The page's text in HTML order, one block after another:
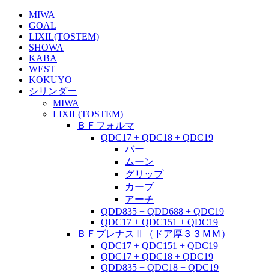
MIWA
GOAL
LIXIL(TOSTEM)
SHOWA
KABA
WEST
KOKUYO
シリンダー
MIWA
LIXIL(TOSTEM)
ＢＦフォルマ
QDC17 + QDC18 + QDC19
バー
ムーン
グリップ
カーブ
アーチ
QDD835 + QDD688 + QDC19
QDC17 + QDC151 + QDC19
ＢＦプレナスⅡ（ドア厚３３ＭＭ）
QDC17 + QDC151 + QDC19
QDC17 + QDC18 + QDC19
QDD835 + QDC18 + QDC19